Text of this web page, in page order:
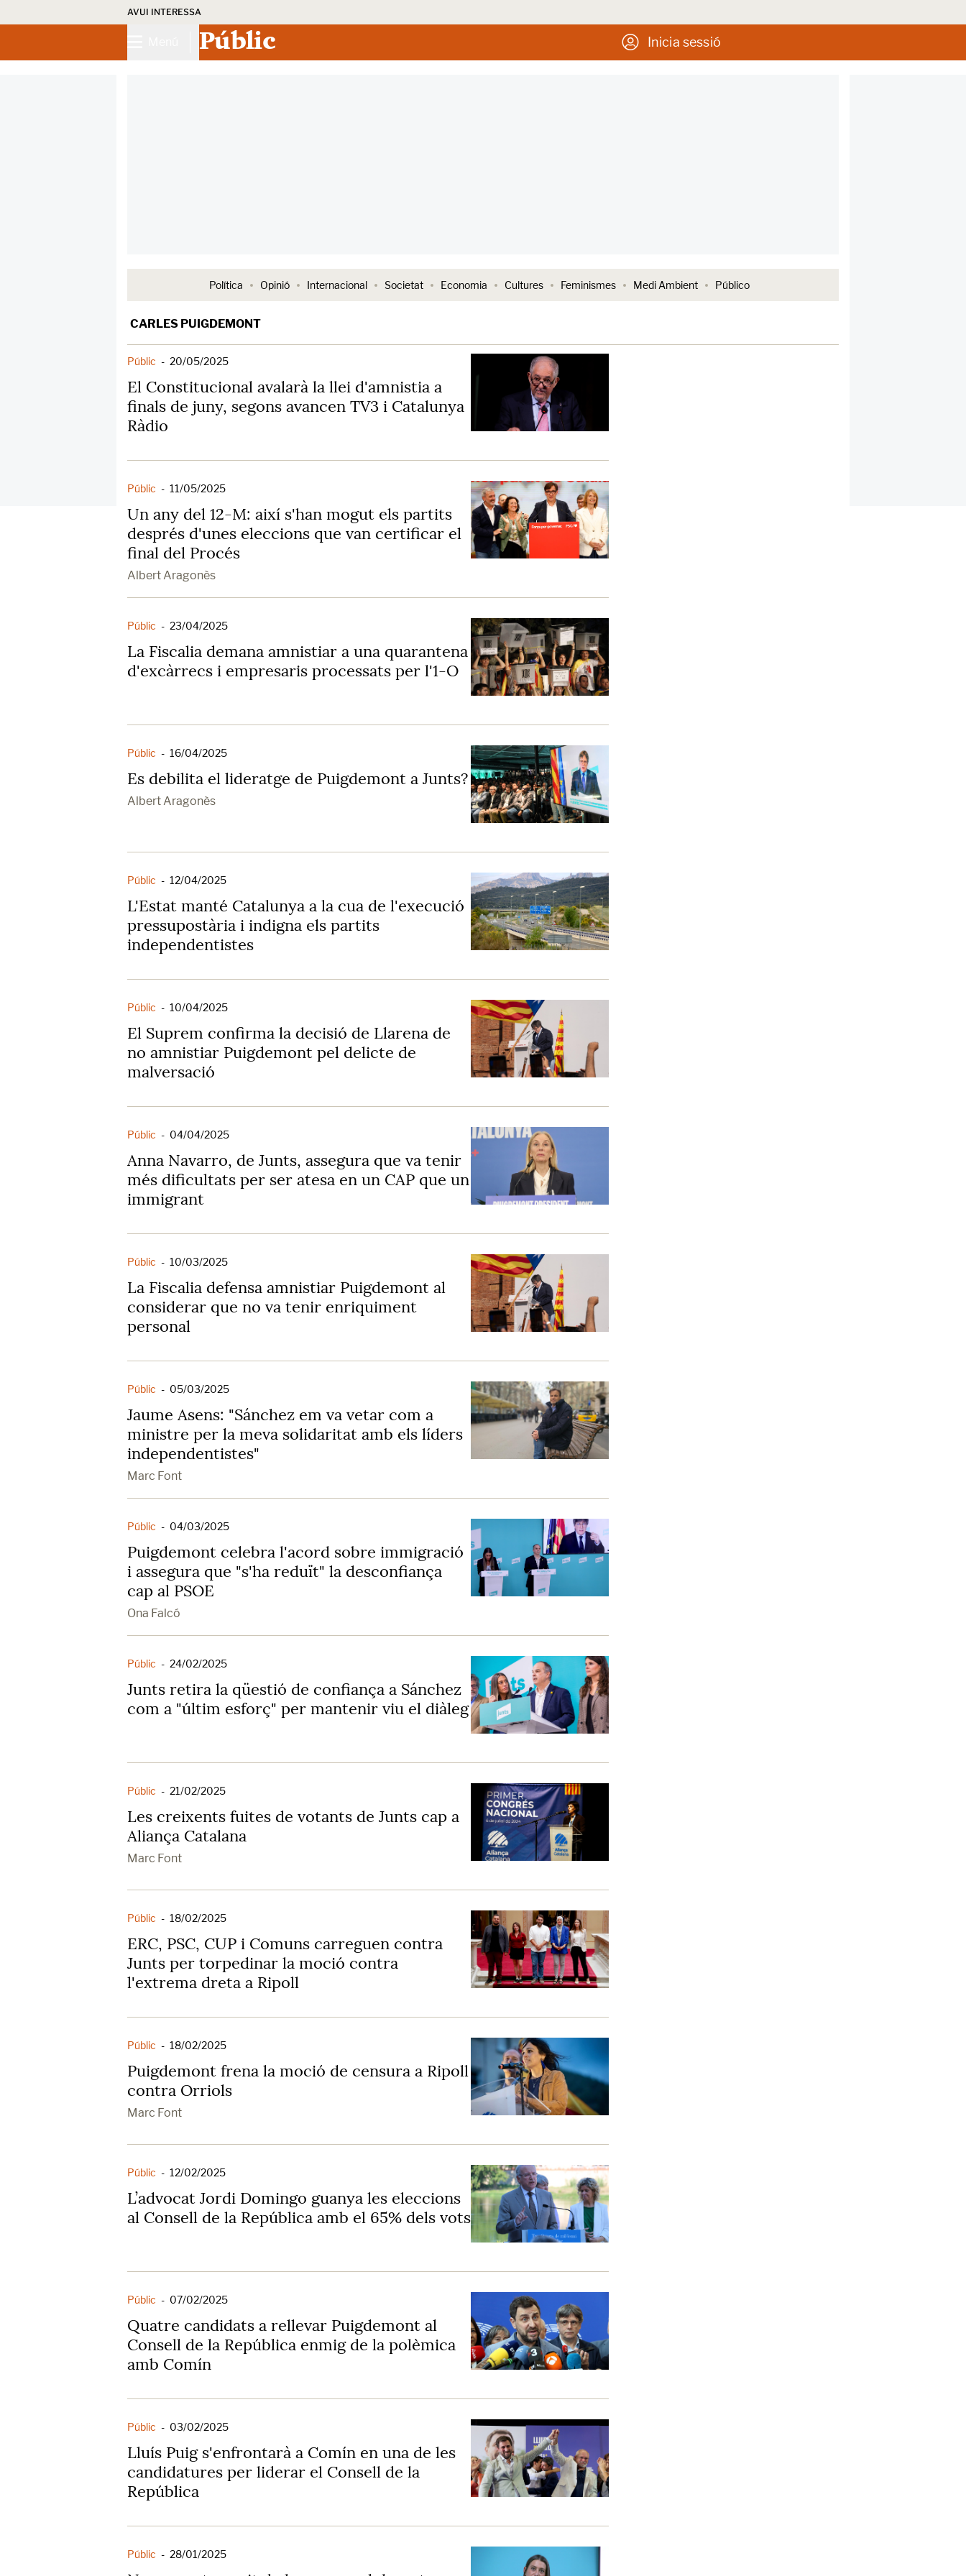
AVUI INTERESSA
Públic Inicia sessió
Política Opinió Internacional Societat Economia Cultures Feminismes Medi Ambient Público
CARLES PUIGDEMONT
Públic - 20/05/2025
El Constitucional avalarà la llei d'amnistia a
finals de juny, segons avancen TV3 i Catalunya
Ràdio
Públic - 11/05/2025
Un any del 12-M: així s'han mogut els partits
després d'unes eleccions que van certificar el
final del Procés
Albert Aragonès
Públic - 23/04/2025
La Fiscalia demana amnistiar a una quarantena
d'excàrrecs i empresaris processats per l'1-O
Públic - 16/04/2025
Es debilita el lideratge de Puigdemont a Junts?
Albert Aragonès
Públic - 12/04/2025
L'Estat manté Catalunya a la cua de l'execució
pressupostària i indigna els partits
independentistes
Públic - 10/04/2025
El Suprem confirma la decisió de Llarena de
no amnistiar Puigdemont pel delicte de
malversació
Públic - 04/04/2025
Anna Navarro, de Junts, assegura que va tenir
més dificultats per ser atesa en un CAP que un
immigrant
Públic - 10/03/2025
La Fiscalia defensa amnistiar Puigdemont al
considerar que no va tenir enriquiment
personal
Públic - 05/03/2025
Jaume Asens: "Sánchez em va vetar com a
ministre per la meva solidaritat amb els líders
independentistes"
Marc Font
Públic - 04/03/2025
Puigdemont celebra l'acord sobre immigració
i assegura que "s'ha reduït" la desconfiança
cap al PSOE
Ona Falcó
Públic - 24/02/2025
Junts retira la qüestió de confiança a Sánchez
com a "últim esforç" per mantenir viu el diàleg
Públic - 21/02/2025
Les creixents fuites de votants de Junts cap a
Aliança Catalana
Marc Font
Públic - 18/02/2025
ERC, PSC, CUP i Comuns carreguen contra
Junts per torpedinar la moció contra
l'extrema dreta a Ripoll
Públic - 18/02/2025
Puigdemont frena la moció de censura a Ripoll
contra Orriols
Marc Font
Públic - 12/02/2025
L’advocat Jordi Domingo guanya les eleccions
al Consell de la República amb el 65% dels vots
Públic - 07/02/2025
Quatre candidats a rellevar Puigdemont al
Consell de la República enmig de la polèmica
amb Comín
Públic - 03/02/2025
Lluís Puig s'enfrontarà a Comín en una de les
candidatures per liderar el Consell de la
República
Públic - 28/01/2025